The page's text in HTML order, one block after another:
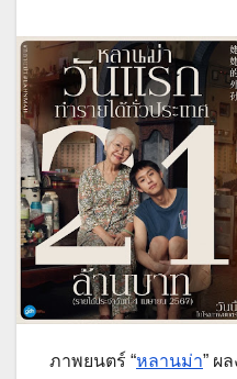
ภาพยนตร์ “หลานม่า” ผ